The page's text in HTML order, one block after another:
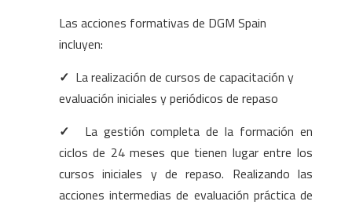
Las acciones formativas de DGM Spain
incluyen:
✓ La realización de cursos de capacitación y
evaluación iniciales y periódicos de repaso
✓
La gestión completa de la formación en
ciclos de 24 meses que tienen lugar entre los
cursos iniciales y de repaso. Realizando las
acciones intermedias de evaluación práctica de